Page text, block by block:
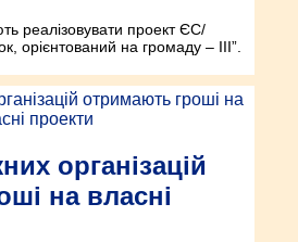
реалізовувати проект ЄС/
орієнтований на громаду – ІІІ”.
організацій
на власні